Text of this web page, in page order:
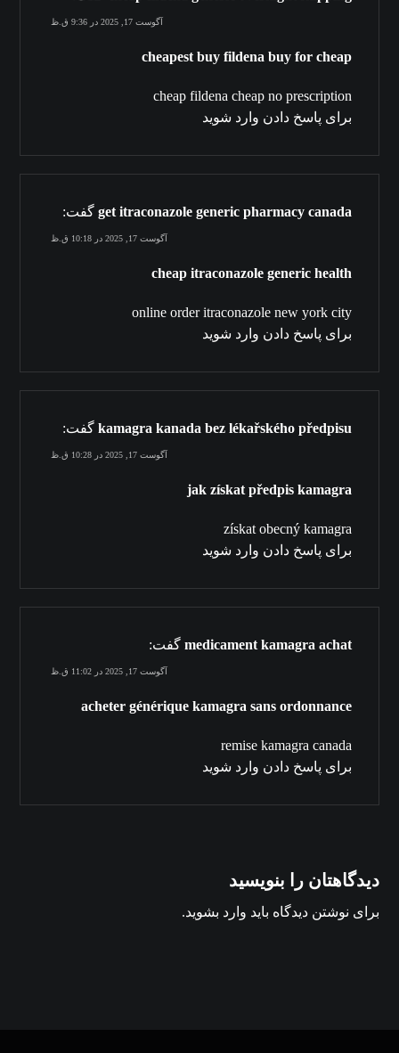
آگوست 17, 2025 در 9:36 ق.ظ
cheapest buy fildena buy for cheap
cheap fildena cheap no prescription
برای پاسخ دادن وارد شوید
get itraconazole generic pharmacy canada گفت:
آگوست 17, 2025 در 10:18 ق.ظ
cheap itraconazole generic health
online order itraconazole new york city
برای پاسخ دادن وارد شوید
kamagra kanada bez lékařského předpisu گفت:
آگوست 17, 2025 در 10:28 ق.ظ
jak získat předpis kamagra
získat obecný kamagra
برای پاسخ دادن وارد شوید
medicament kamagra achat گفت:
آگوست 17, 2025 در 11:02 ق.ظ
acheter générique kamagra sans ordonnance
remise kamagra canada
برای پاسخ دادن وارد شوید
دیدگاهتان را بنویسید
برای نوشتن دیدگاه باید وارد بشوید.